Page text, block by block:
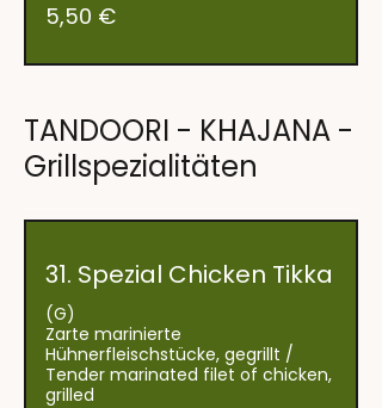
5,50 €
TANDOORI - KHAJANA -
Grillspezialitäten
31. Spezial Chicken Tikka
(G)
Zarte marinierte
Hühnerfleischstücke, gegrillt /
Tender marinated filet of chicken,
grilled